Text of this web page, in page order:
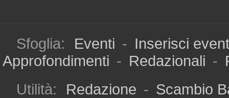
Sfoglia: Eventi - Inserisci
Approfondimenti - Redazionali -
Utilità:
Redazione - Scambio